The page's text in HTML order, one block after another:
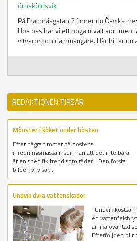
örnsköldsvik
På Framnäsgatan 2 finner du Ö-viks
Hos oss har vi ett noga utvalt
vitvaror och dammsugare. Här hittar du
REDAKTIONEN TIPSAR
Mönster i köket under hösten
Efter några timmar på höstens
inredningsmässa inser man att det inte bara
är en specifik trend som råder... Den första
bilden vi visar...
Undvik dyra vattenskador
Undvik
en
är lika oväntad
Efterföljden blir